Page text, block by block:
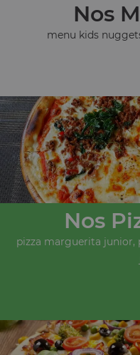
Nos
menu kids
Nos
pizza marguerita junior,